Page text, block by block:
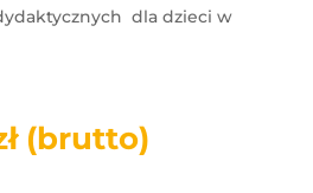
dla dzieci w
(brutto)